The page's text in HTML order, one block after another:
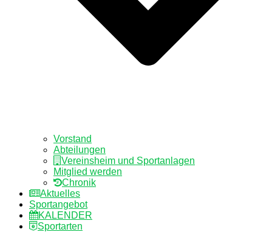
Vorstand
Abteilungen
Vereinsheim und Sportanlagen
Mitglied werden
Chronik
Aktuelles
Sportangebot
KALENDER
Sportarten